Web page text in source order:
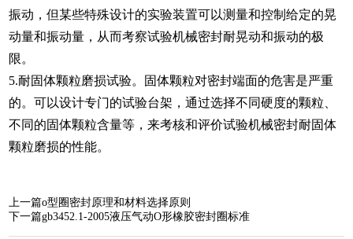
振动，但某些特殊设计的实验装置可以测量和控制给定的晃
动量和振动量，从而考察试验机械密封耐晃动和振动的极
限。
5.耐固体颗粒磨损试验。固体颗粒对密封端面的危害是严重
的。可以设计专门的试验台架，通过选择不同硬度的颗粒、
不同的固体颗粒含量等，来考核和评价试验机械密封耐固体
颗粒磨损的性能。
上一篇o型圈密封原理和材料选择原则
gb3452.1-2005液压气动O形橡胶密封圈标准
下一篇